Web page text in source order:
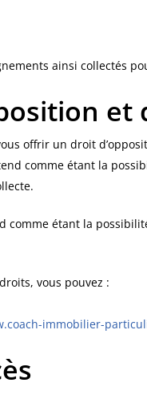
ainsi collectés
offrir un droit
comme étant la
comme étant la
vous pouvez :
immobilier-